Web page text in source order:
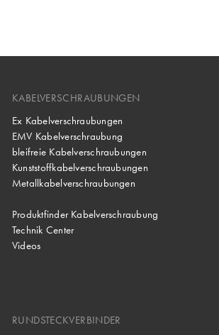
KABELVERSCHRAUBUNGEN
Ex Kabelverschraubungen
EMV Kabelverschraubung
bleifreie Kabelverschraubungen
Kunststoffkabelverschraubungen
Metallkabelverschraubungen
Produktfinder Kabelverschraubung
Technik Center
Videos
RUNDSTECKVERBINDER